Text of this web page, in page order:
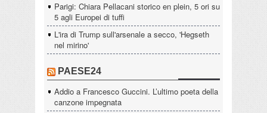
Parigi: Chiara Pellacani storico en plein, 5 ori su
5 agli Europei di tuffi
L'ira di Trump sull'arsenale a secco, 'Hegseth
nel mirino'
PAESE24
Addio a Francesco Guccini. L’ultimo poeta della
canzone impegnata